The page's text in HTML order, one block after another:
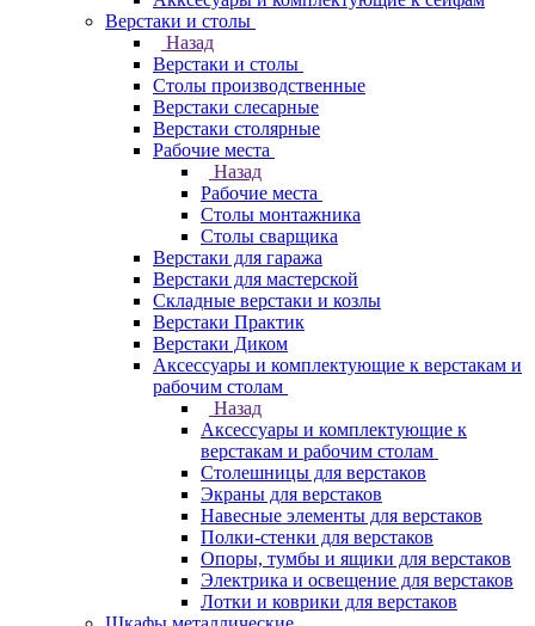
Верстаки и столы
Назад
Верстаки и столы
Столы производственные
Верстаки слесарные
Верстаки столярные
Рабочие места
Назад
Рабочие места
Столы монтажника
Столы сварщика
Верстаки для гаража
Верстаки для мастерской
Складные верстаки и козлы
Верстаки Практик
Верстаки Диком
Аксессуары и комплектующие к верстакам и
рабочим столам
Назад
Аксессуары и комплектующие к
верстакам и рабочим столам
Столешницы для верстаков
Экраны для верстаков
Навесные элементы для верстаков
Полки-стенки для верстаков
Опоры, тумбы и ящики для верстаков
Электрика и освещение для верстаков
Лотки и коврики для верстаков